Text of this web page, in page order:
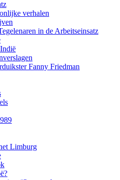
verhalen
in de Arbeitseinsatz
Fanny Friedman
Limburg